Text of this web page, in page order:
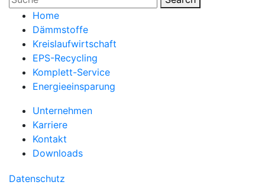
Home
Dämmstoffe
Kreislaufwirtschaft
EPS-Recycling
Komplett-Service
Energieeinsparung
Unternehmen
Karriere
Kontakt
Downloads
Datenschutz